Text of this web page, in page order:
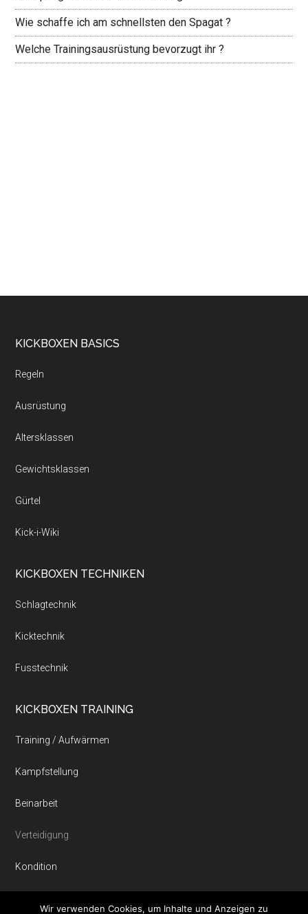
Wie schaffe ich am schnellsten den Spagat ?
Welche Trainingsausrüstung bevorzugt ihr ?
KICKBOXEN BASICS
Regeln
Ausrüstung
Altersklassen
Gewichtsklassen
Gürtel
Kick-i-Wiki
KICKBOXEN TECHNIKEN
Schlagtechnik
Kicktechnik
Fusstechnik
KICKBOXEN TRAINING
Training / Aufwärmen
Kampfstellung
Beinarbeit
Verteidigung
Kondition
Wir verwenden Cookies, um Inhalte und Anzeigen zu